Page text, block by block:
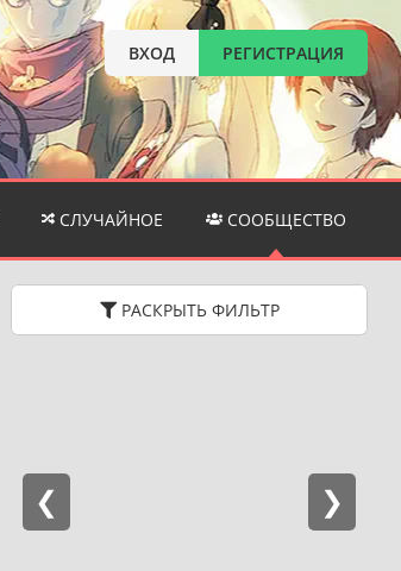
ВХОД РЕГИСТРАЦИЯ
СЛУЧАЙНОЕ СООБЩЕСТВО
РАСКРЫТЬ ФИЛЬТР